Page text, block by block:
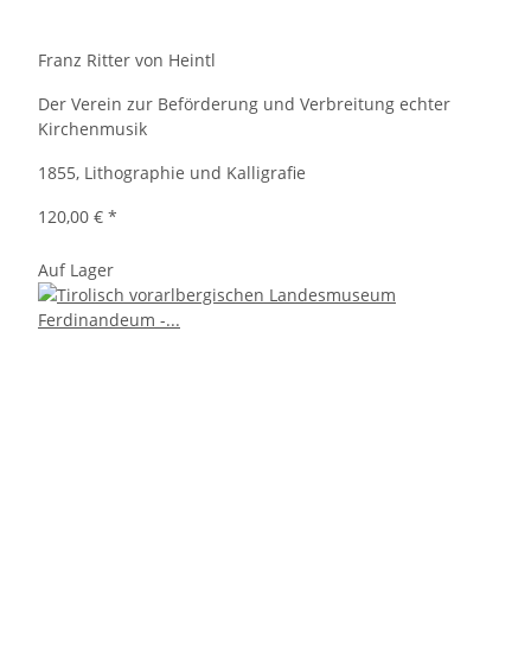
Franz Ritter von Heintl
Der Verein zur Beförderung und Verbreitung echter
Kirchenmusik
1855, Lithographie und Kalligrafie
120,00 € *
Auf Lager